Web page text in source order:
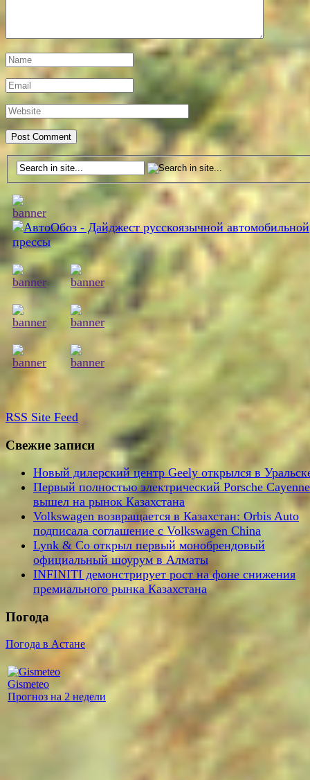
RSS Site Feed
Свежие записи
Новый дилерский центр Geely открылся в
Первый полностью электрический Porsche Cayenne
вышел на рынок Казахстана
Volkswagen возвращается в Казахстан: Orbis Auto
подписала соглашение с Volkswagen China
Lynk & Co открыл первый монобрендовый
официальный шоурум в Алматы
INFINITI демонстрирует рост на фоне снижения
премиального рынка Казахстана
Погода
Погода в Астане
Gismeteo
Прогноз на 2 недели